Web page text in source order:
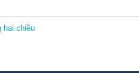
hai chiều